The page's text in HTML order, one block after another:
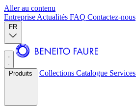
Aller au contenu
Entreprise Actualités FAQ Contactez-nous
FR
Produits Collections Catalogue Services